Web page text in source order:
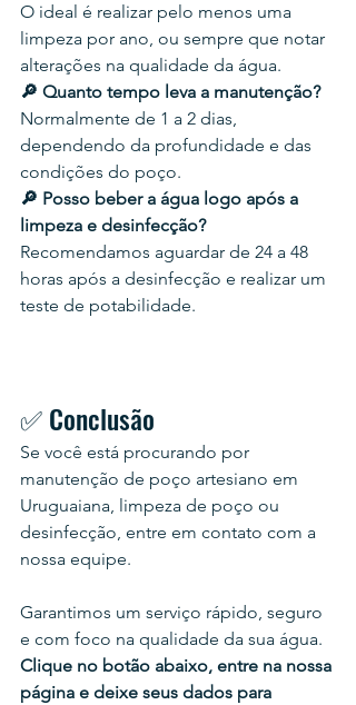
O ideal é realizar pelo menos uma
limpeza por ano, ou sempre que notar
alterações na qualidade da água.
🔎 Quanto tempo leva a manutenção?
Normalmente de 1 a 2 dias,
dependendo da profundidade e das
condições do poço.
🔎 Posso beber a água logo após a
limpeza e desinfecção?
Recomendamos aguardar de 24 a 48
horas após a desinfecção e realizar um
teste de potabilidade.
✅ Conclusão
Se você está procurando por
manutenção de poço artesiano em
Uruguaiana, limpeza de poço ou
desinfecção, entre em contato com a
nossa equipe.
Garantimos um serviço rápido, seguro
e com foco na qualidade da sua água.
Clique no botão abaixo, entre na nossa
página e deixe seus dados para